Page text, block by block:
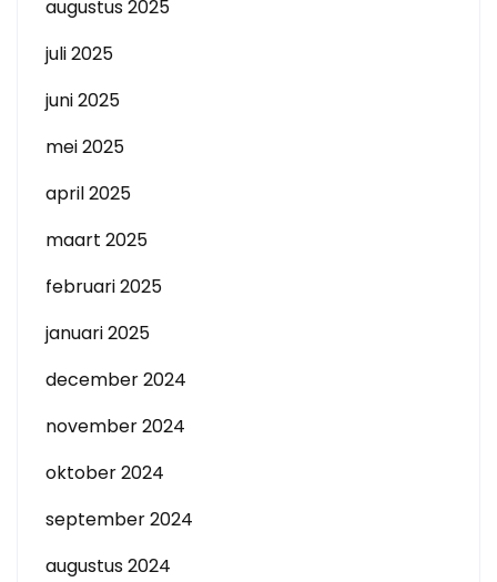
augustus 2025
juli 2025
juni 2025
mei 2025
april 2025
maart 2025
februari 2025
januari 2025
december 2024
november 2024
oktober 2024
september 2024
augustus 2024